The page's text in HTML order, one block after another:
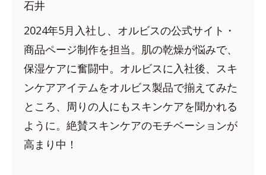
石井
2024年5月入社し、オルビスの公式サイト・
商品ページ制作を担当。肌の乾燥が悩みで、
保湿ケアに奮闘中。オルビスに入社後、スキ
ンケアアイテムをオルビス製品で揃えてみた
ところ、周りの人にもスキンケアを聞かれる
ように。絶賛スキンケアのモチベーションが
高まり中！